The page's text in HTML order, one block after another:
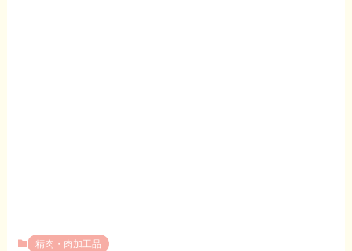
精肉・肉加工品